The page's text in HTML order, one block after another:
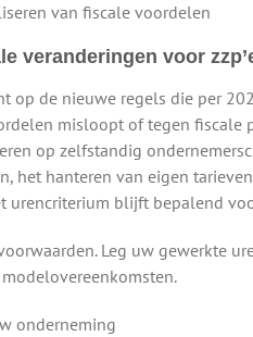
van fiscale voordelen
veranderingen voor
op de nieuwe regels die per
misloopt of tegen fiscale
op zelfstandig
het hanteren van eigen
urencriterium blijft bepalend
Leg uw gewerkte
onderneming